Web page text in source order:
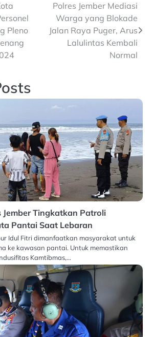
Pleno
Polres Jember Mediasi
Warga yang Blokade
Jalan Raya Puger, Arus
Lalulintas Kembali
Normal
Jember Tingkatkan Patroli
Pantai Saat Lebaran
Idul Fitri dimanfaatkan masyarakat untuk
ke kawasan pantai. Untuk memastikan
Kamtibmas,…